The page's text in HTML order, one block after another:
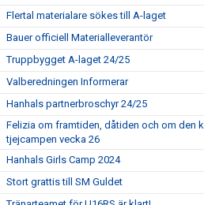
Flertal materialare sökes till A-laget
Bauer officiell Materialleverantör
Truppbygget A-laget 24/25
Valberedningen Informerar
Hanhals partnerbroschyr 24/25
Felizia om framtiden, dåtiden och om den
tjejcampen vecka 26
Hanhals Girls Camp 2024
Stort grattis till SM Guldet